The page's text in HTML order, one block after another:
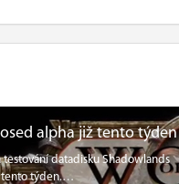
alpha již tento týden
testování datadisku Shadowlands
tento týden.…